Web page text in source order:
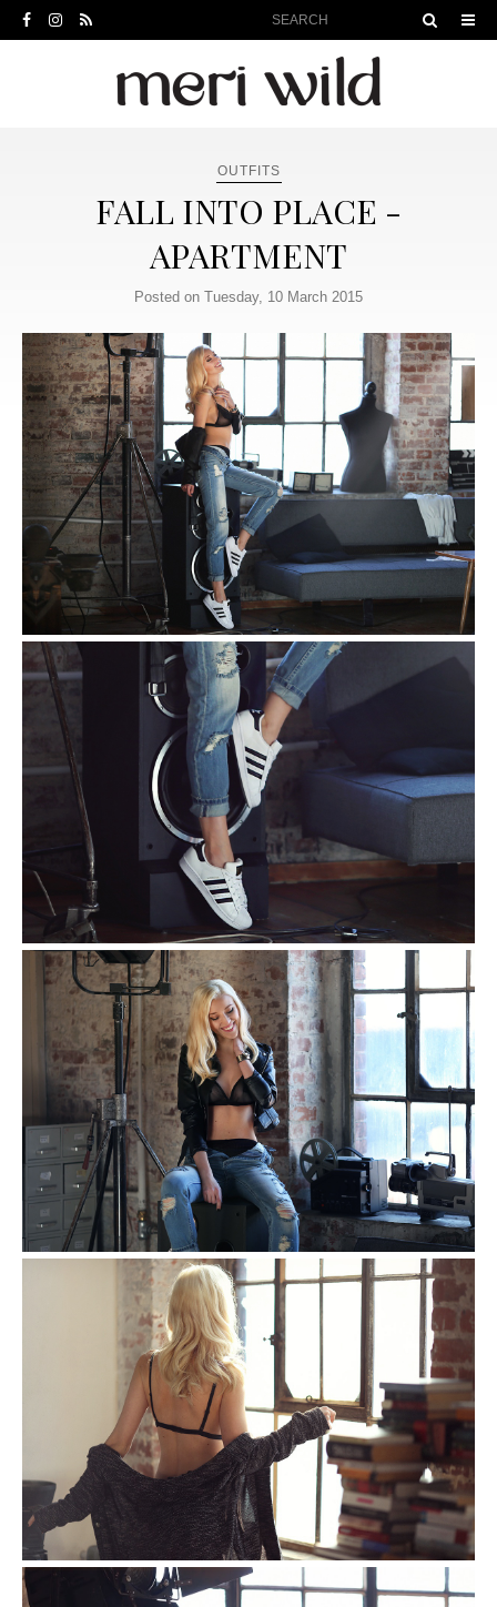
OUTFITS
FALL INTO PLACE -
APARTMENT
Posted on Tuesday, 10 March 2015